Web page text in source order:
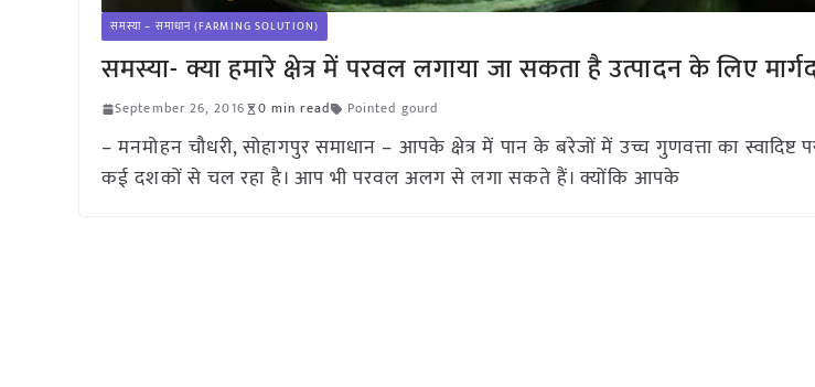
समस्या – समाधान (FARMING SOLUTION)
समस्या- क्या हमारे क्षेत्र में परवल लगाया जा सकता है उत्पादन के लिए
September 26, 2016 0 min read Pointed gourd
– मनमोहन चौधरी, सोहागपुर समाधान – आपके क्षेत्र में पान के बरेजों में उच्च गुणवत्ता का
कई दशकों से चल रहा है। आप भी परवल अलग से लगा सकते हैं। क्योंकि आपके